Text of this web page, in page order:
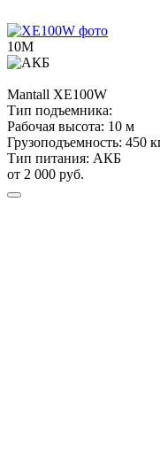
10М
Mantall XE100W
Тип подъемника:
Рабочая высота: 10 м
Грузоподъемность: 450
Тип питания: АКБ
от 2 000 руб.